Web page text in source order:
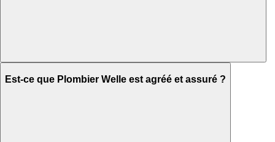
Est-ce que Plombier Welle est agréé et assuré ?